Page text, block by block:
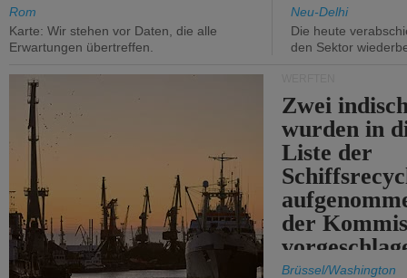
Rom
Karte: Wir stehen vor Daten, die alle
Erwartungen übertreffen.
Neu-Delhi
Die heute
den Sektor
Zwei
wurden in
Liste der
der
Brüssel/Washington